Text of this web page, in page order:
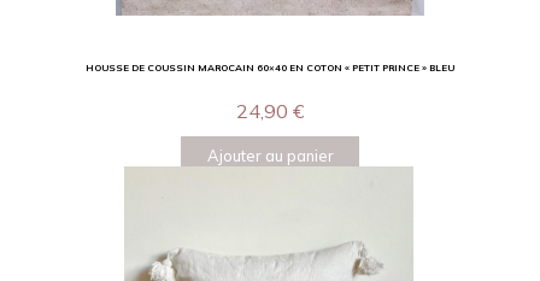
HOUSSE DE COUSSIN MAROCAIN 60×40 EN COTON « PETIT PRINCE » BLEU
24,90 €
Ajouter au panier